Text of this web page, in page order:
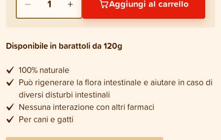
− 1 + Aggiungi al carrello
Disponibile in barattoli da 120g
100% naturale
Può rigenerare la flora intestinale e aiutare in caso di
diversi disturbi intestinali
Nessuna interazione con altri farmaci
Per cani e gatti